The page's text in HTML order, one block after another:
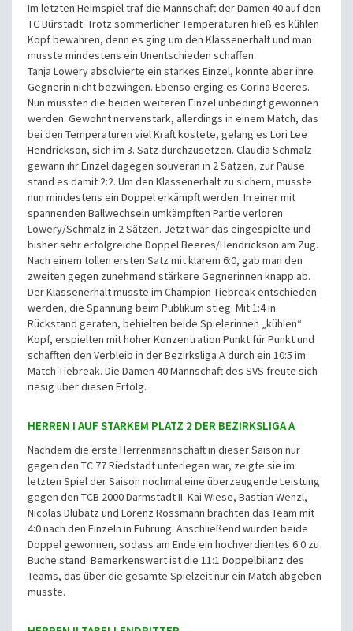
Im letzten Heimspiel traf die Mannschaft der Damen 40 auf den
TC Bürstadt. Trotz sommerlicher Temperaturen hieß es kühlen
Kopf bewahren, denn es ging um den Klassenerhalt und man
musste mindestens ein Unentschieden schaffen.
Tanja Lowery absolvierte ein starkes Einzel, konnte aber ihre
Gegnerin nicht bezwingen. Ebenso erging es Corina Beeres.
Nun mussten die beiden weiteren Einzel unbedingt gewonnen
werden. Gewohnt nervenstark, allerdings in einem Match, das
bei den Temperaturen viel Kraft kostete, gelang es Lori Lee
Hendrickson, sich im 3. Satz durchzusetzen. Claudia Schmalz
gewann ihr Einzel dagegen souverän in 2 Sätzen, zur Pause
stand es damit 2:2. Um den Klassenerhalt zu sichern, musste
nun mindestens ein Doppel erkämpft werden. In einer mit
spannenden Ballwechseln umkämpften Partie verloren
Lowery/Schmalz in 2 Sätzen. Jetzt war das eingespielte und
bisher sehr erfolgreiche Doppel Beeres/Hendrickson am Zug.
Nach einem tollen ersten Satz mit klarem 6:0, gab man den
zweiten gegen zunehmend stärkere Gegnerinnen knapp ab.
Der Klassenerhalt musste im Champion-Tiebreak entschieden
werden, die Spannung beim Publikum stieg. Mit 1:4 in
Rückstand geraten, behielten beide Spielerinnen „kühlen“
Kopf, erspielten mit hoher Konzentration Punkt für Punkt und
schafften den Verbleib in der Bezirksliga A durch ein 10:5 im
Match-Tiebreak. Die Damen 40 Mannschaft des SVS freute sich
riesig über diesen Erfolg.
HERREN I AUF STARKEM PLATZ 2 DER BEZIRKSLIGA A
Nachdem die erste Herrenmannschaft in dieser Saison nur
gegen den TC 77 Riedstadt unterlegen war, zeigte sie im
letzten Spiel der Saison nochmal eine überzeugende Leistung
gegen den TCB 2000 Darmstadt II. Kai Wiese, Bastian Wenzl,
Nicolas Dlubatz und Lorenz Rossmann brachten das Team mit
4:0 nach den Einzeln in Führung. Anschließend wurden beide
Doppel gewonnen, sodass am Ende ein hochverdientes 6:0 zu
Buche stand. Bemerkenswert ist die 11:1 Doppelbilanz des
Teams, das über die gesamte Spielzeit nur ein Match abgeben
musste.